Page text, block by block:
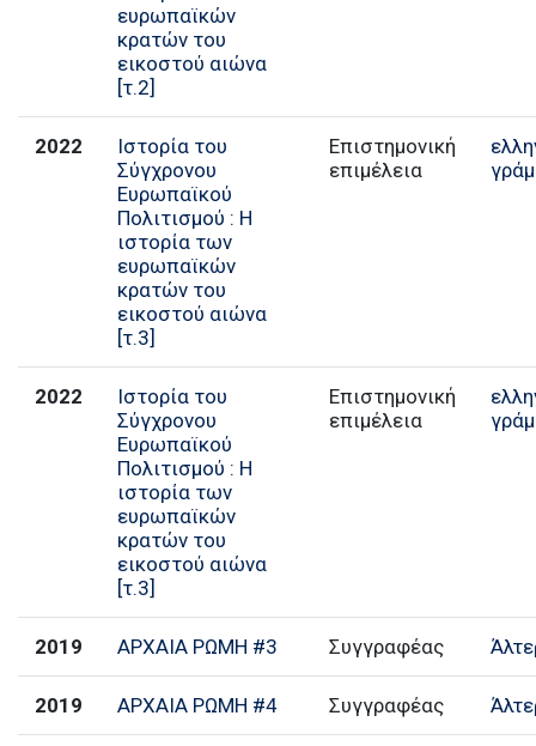
ευρωπαϊκών
κρατών του
εικοστού αιώνα
[τ.2]
2022
Ιστορία του
Σύγχρονου
Ευρωπαϊκού
Πολιτισμού : Η
ιστορία των
ευρωπαϊκών
κρατών του
εικοστού αιώνα
[τ.3]
Επιστημονική
επιμέλεια
2022
Ιστορία του
Σύγχρονου
Ευρωπαϊκού
Πολιτισμού : Η
ιστορία των
ευρωπαϊκών
κρατών του
εικοστού αιώνα
[τ.3]
Επιστημονική
επιμέλεια
2019 ΑΡΧΑΙΑ ΡΩΜΗ #3 Συγγραφέας
2019 ΑΡΧΑΙΑ ΡΩΜΗ #4 Συγγραφέας